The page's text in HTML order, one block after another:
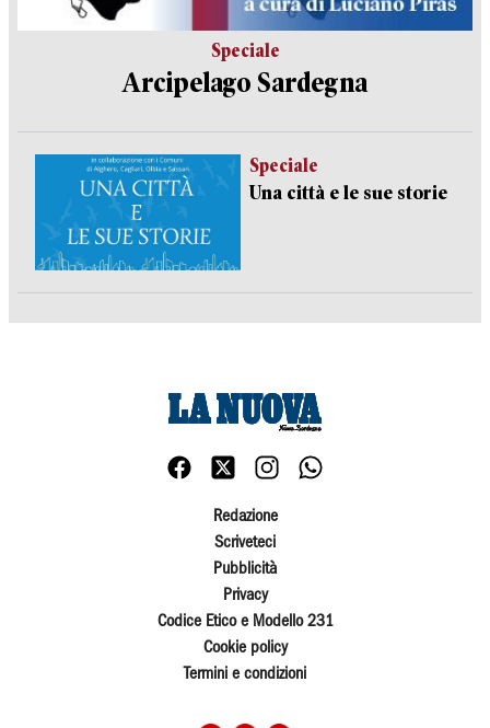
Speciale
Arcipelago Sardegna
Speciale
Una città e le sue storie
Redazione
Scriveteci
Pubblicità
Privacy
Codice Etico e Modello 231
Cookie policy
Termini e condizioni